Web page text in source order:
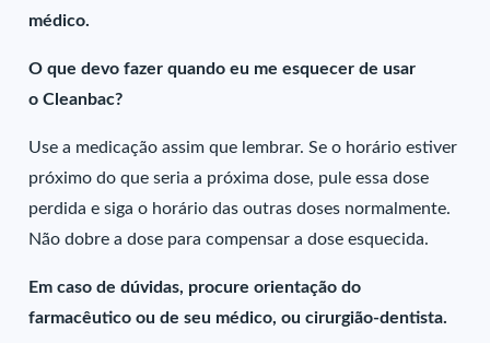
médico.
O que devo fazer quando eu me esquecer de usar
o Cleanbac?
Use a medicação assim que lembrar. Se o horário estiver
próximo do que seria a próxima dose, pule essa dose
perdida e siga o horário das outras doses normalmente.
Não dobre a dose para compensar a dose esquecida.
Em caso de dúvidas, procure orientação do
farmacêutico ou de seu médico, ou cirurgião-dentista.